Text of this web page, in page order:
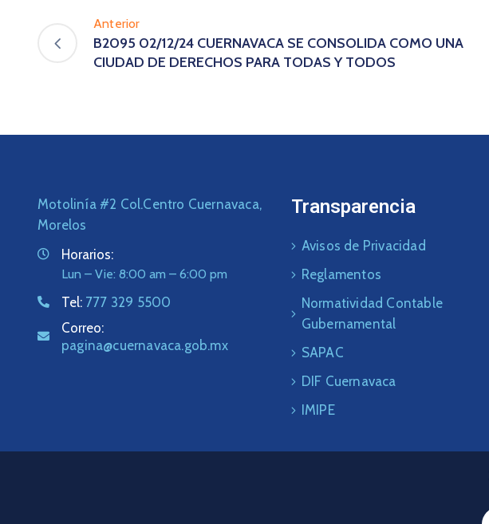
Anterior
B2095 02/12/24 CUERNAVACA SE CONSOLIDA COMO UNA
CIUDAD DE DERECHOS PARA TODAS Y TODOS
Motolinía #2 Col.Centro Cuernavaca,
Morelos
Horarios:
Lun – Vie: 8:00 am – 6:00 pm
Tel: 777 329 5500
Correo:
pagina@cuernavaca.gob.mx
Transparencia
Avisos de Privacidad
Reglamentos
Normatividad Contable
Gubernamental
SAPAC
DIF Cuernavaca
IMIPE